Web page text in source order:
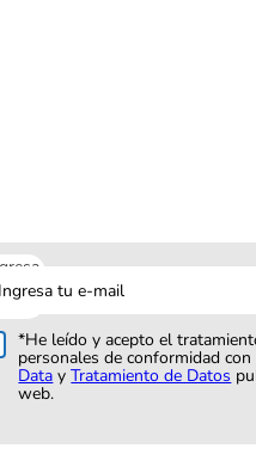
*He leído y acepto el
personales de conformidad
Data yTratamiento de Datos
web.